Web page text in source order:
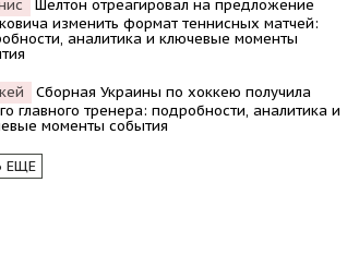
Шелтон отреагировал на предложение
изменить формат теннисных матчей:
аналитика и ключевые моменты
Сборная Украины по хоккею получила
главного тренера: подробности, аналитика и
моменты события
ЕЩЕ